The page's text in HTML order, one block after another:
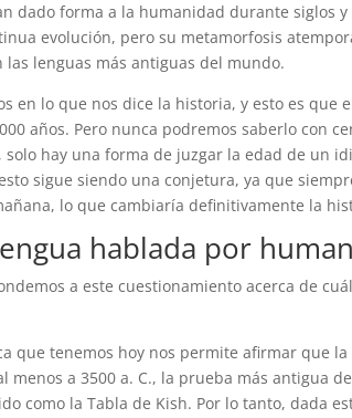
dado forma a la humanidad durante siglos
evolución, pero su metamorfosis
lenguas más antiguas del mundo.
en lo que nos dice la historia, y esto es que
años. Pero nunca podremos saberlo con
solo hay una forma de juzgar la edad de un
sigue siendo una conjetura, ya que
lo que cambiaría definitivamente la
hablada por
a este cuestionamiento acerca de
que tenemos hoy nos permite afirmar que
menos a 3500 a. C., la prueba más antigua
como la Tabla de Kish. Por lo tanto, dada